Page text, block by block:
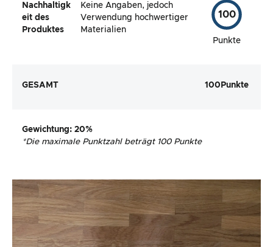
Nachhaltigk
eit des
Produktes
Keine Angaben, jedoch
Verwendung hochwertiger
Materialien
100
Punkte
GESAMT 100 Punkte
Gewichtung: 20%
*Die maximale Punktzahl beträgt 100 Punkte